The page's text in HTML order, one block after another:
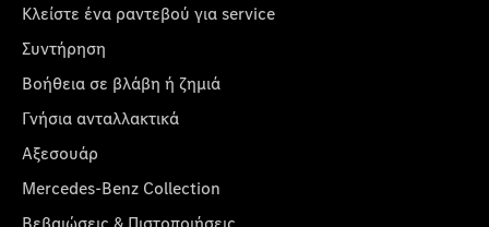
Κλείστε ένα ραντεβού για service
Συντήρηση
Βοήθεια σε βλάβη ή ζημιά
Γνήσια ανταλλακτικά
Αξεσουάρ
Mercedes-Benz Collection
Βεβαιώσεις & Πιστοποιήσεις